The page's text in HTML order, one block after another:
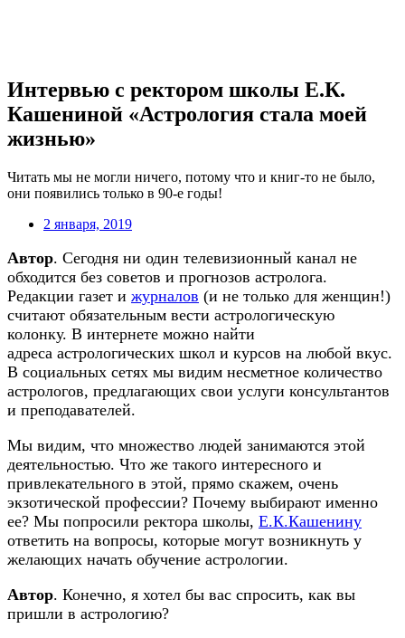
Интервью с ректором школы Е.К.
Кашениной «Астрология стала моей
жизнью»
Читать мы не могли ничего, потому что и книг-то не было,
они появились только в 90-е годы!
2 января, 2019
Автор. Сегодня ни один телевизионный канал не
обходится без советов и прогнозов астролога.
Редакции газет и журналов (и не только для женщин!)
считают обязательным вести астрологическую
колонку. В интернете можно найти
адреса астрологических школ и курсов на любой вкус.
В социальных сетях мы видим несметное количество
астрологов, предлагающих свои услуги консультантов
и преподавателей.
Мы видим, что множество людей занимаются этой
деятельностью. Что же такого интересного и
привлекательного в этой, прямо скажем, очень
экзотической профессии? Почему выбирают именно
ее? Мы попросили ректора школы, Е.К.Кашенину
ответить на вопросы, которые могут возникнуть у
желающих начать обучение астрологии.
Автор. Конечно, я хотел бы вас спросить, как вы
пришли в астрологию?